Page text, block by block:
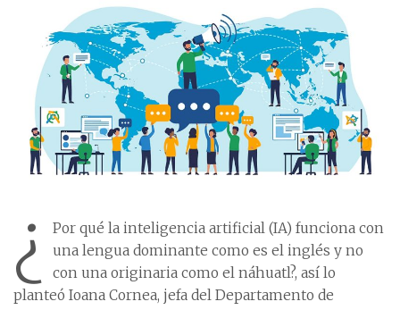
¿
Por qué la inteligencia artificial (IA) funciona con
una lengua dominante como es el inglés y no
con una originaria como el náhuatl?, así lo
planteó Ioana Cornea, jefa del Departamento de